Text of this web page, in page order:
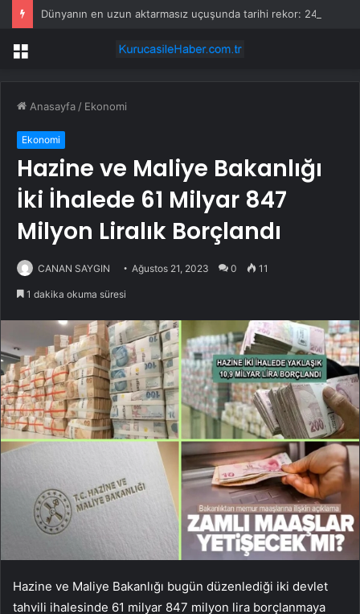
Menü
Anasayfa / Ekonomi
Ekonomi
Hazine ve Maliye Bakanlığı
İki İhalede 61 Milyar 847
Milyon Liralık Borçlandı
CANAN SAYGIN Ağustos 21, 2023 0 11
1 dakika okuma süresi
Hazine ve Maliye Bakanlığı bugün düzenlediği iki devlet
tahvili ihalesinde 61 milyar 847 milyon lira borçlanmaya